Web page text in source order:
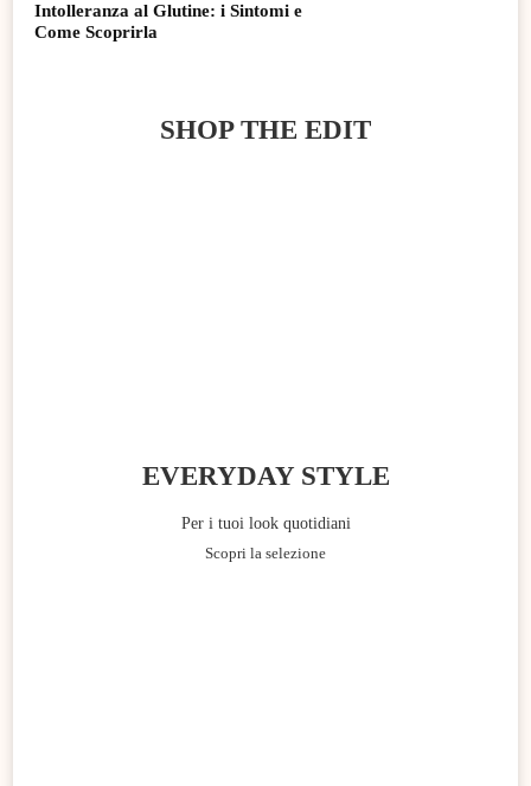
Intolleranza al Glutine: i Sintomi e
Come Scoprirla
SHOP THE EDIT
EVERYDAY STYLE
Per i tuoi look quotidiani
Scopri la selezione